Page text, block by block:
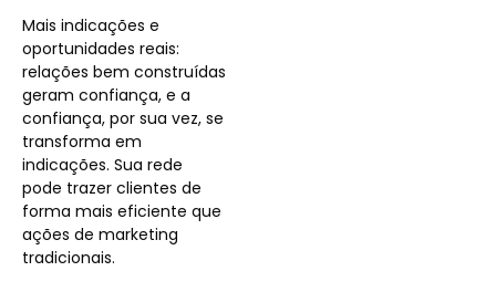
Mais indicações e
oportunidades reais:
relações bem construídas
geram confiança, e a
confiança, por sua vez, se
transforma em
indicações. Sua rede
pode trazer clientes de
forma mais eficiente que
ações de marketing
tradicionais.